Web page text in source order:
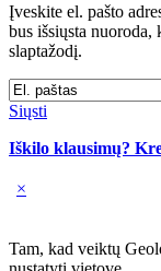
Įveskite el. pašto
bus išsiųsta nuoroda,
slaptažodį.
Siųsti
Iškilo klausimų?
×
Tam, kad veiktų